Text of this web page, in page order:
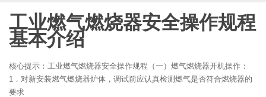
工业燃气燃烧器安全操作规程
基本介绍
核心提示：工业燃气燃烧器安全操作规程（一）燃气燃烧器开机操作：
1．对新安装燃气燃烧器炉体，调试前应认真检测燃气是否符合燃烧器的
要求